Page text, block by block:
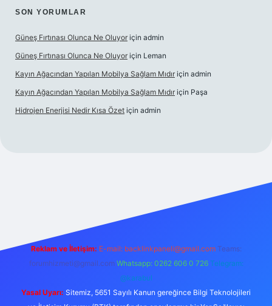
SON YORUMLAR
Güneş Fırtınası Olunca Ne Oluyor için admin
Güneş Fırtınası Olunca Ne Oluyor için Leman
Kayın Ağacından Yapılan Mobilya Sağlam Mıdır için admin
Kayın Ağacından Yapılan Mobilya Sağlam Mıdır için Paşa
Hidrojen Enerjisi Nedir Kısa Özet için admin
https://
Reklam ve İletişim: E-mail: backlinkpaneli@gmail.com Teams:
forumhizmeti@gmail.com Whatsapp: 0262 606 0 726 Telegram:
@karabul
Yasal Uyarı: Sitemiz, 5651 Sayılı Kanun gereğince Bilgi Teknolojileri